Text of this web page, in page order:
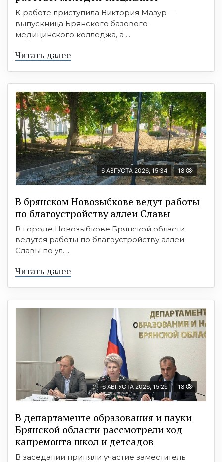
К работе приступила Виктория Мазур —
выпускница Брянского базового
медицинского колледжа, а ...
Читать далее
6 АВГУСТА 2026, 15:34 18
В брянском Новозыбкове ведут работы
по благоустройству аллеи Славы
В городе Новозыбкове Брянской области
ведутся работы по благоустройству аллеи
Славы по ул. ...
Читать далее
6 АВГУСТА 2026, 15:29 18
В департаменте образования и науки
Брянской области рассмотрели ход
капремонта школ и детсадов
В заседании приняли участие заместитель